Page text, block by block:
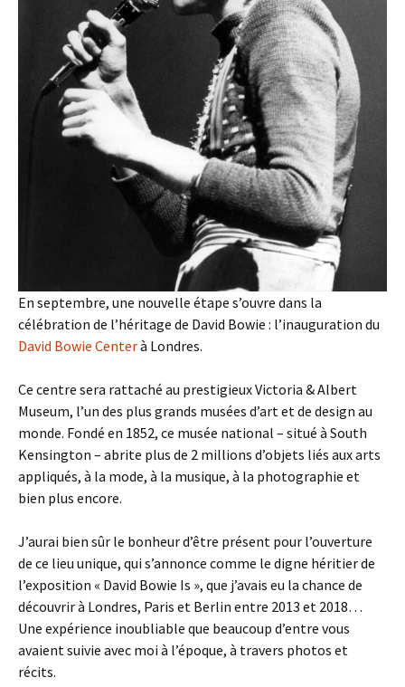
En septembre, une nouvelle étape s’ouvre dans la
célébration de l’héritage de David Bowie : l’inauguration du
David Bowie Centerà Londres.
Ce centre sera rattaché au prestigieux Victoria & Albert
Museum, l’un des plus grands musées d’art et de design au
monde. Fondé en 1852, ce musée national – situé à South
Kensington – abrite plus de 2 millions d’objets liés aux arts
appliqués, à la mode, à la musique, à la photographie et
bien plus encore.
J’aurai bien sûr le bonheur d’être présent pour l’ouverture
de ce lieu unique, qui s’annonce comme le digne héritier de
l’exposition « David Bowie Is », que j’avais eu la chance de
découvrir à Londres, Paris et Berlin entre 2013 et 2018…
Une expérience inoubliable que beaucoup d’entre vous
avaient suivie avec moi à l’époque, à travers photos et
récits.